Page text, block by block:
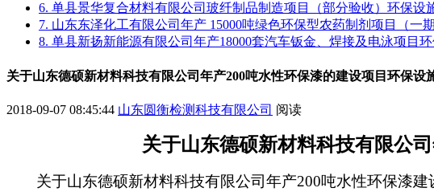
6. 单县景华复合材料有限公司玻纤制品制造项目（部分验收）环保设
7. 山东东泽化工有限公司年产 15000吨绿色环保型农药制剂项目（一
8. 单县新扬新能源有限公司年产18000套汽车钣金、焊接及电泳项目
关于山东德硕新材料科技有限公司年产200吨水性环保漆的建设项目环保设
2018-09-07 08:45:44 山东圆衡检测科技有限公司 阅读
关于山东德硕新材料科技有限公司
关于山东德硕新材料科技有限公司年产200吨水性环保漆建